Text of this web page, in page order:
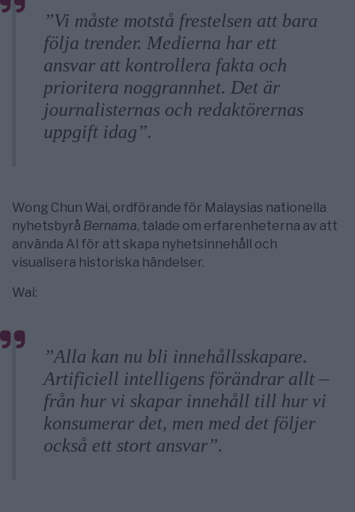
”Vi måste motstå frestelsen att bara
följa trender. Medierna har ett
ansvar att kontrollera fakta och
prioritera noggrannhet. Det är
journalisternas och redaktörernas
uppgift idag”.
Wong Chun Wai, ordförande för Malaysias nationella
nyhetsbyrå Bernama, talade om erfarenheterna av att
använda AI för att skapa nyhetsinnehåll och
visualisera historiska händelser.
Wai:
”Alla kan nu bli innehållsskapare.
Artificiell intelligens förändrar allt –
från hur vi skapar innehåll till hur vi
konsumerar det, men med det följer
också ett stort ansvar”.